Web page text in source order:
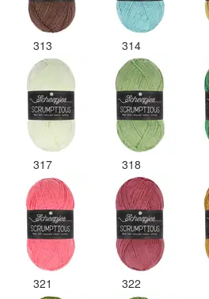
313 314
317 318
321 322